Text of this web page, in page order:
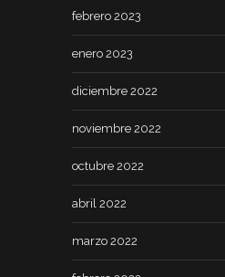
febrero 2023
enero 2023
diciembre 2022
noviembre 2022
octubre 2022
abril 2022
marzo 2022